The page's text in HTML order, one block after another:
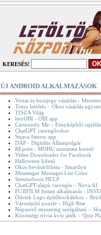
KERESÉS!
ÚJ ANDROID ALKALMAZÁSOK
Vonat és buszjegy vásárlás -
Temu letöltés – Okos vásárlás
TISZA Világ
heyOBI - OBI app
Cartoonify Me – Fényképből
ChatGPT csevegőrobot
Strava fitnesz app
DÁP - Digitális Állampolgár
REpont - MOHU automata kereső
Video Downloader for Facebook
Halloween kifeső
Okos bevásárlólista - Smartlyst
Messenger Messages Lite Color
Semmelweis HELP
ChatGPT-alapú csevegés – Nova AI
FUJIFILM Instax alkalmazás -
Ötletek Lego építőkockákhoz –
Városépítő puzzle – High Rise
Népszerű streaming szolgáltató –
Közösségi trivia kvíz játék – Quiz